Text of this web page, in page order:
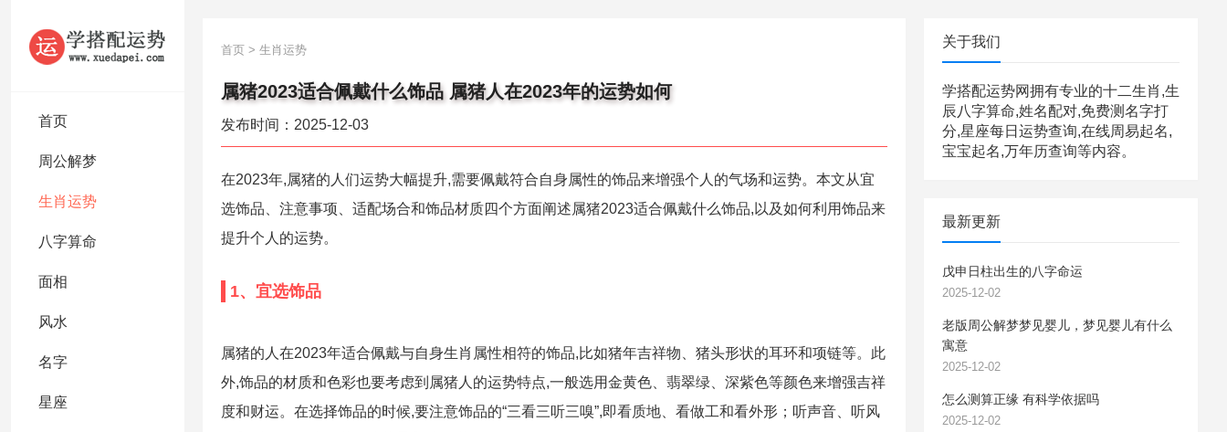
首页
周公解梦
生肖运势
八字算命
面相
风水
名字
星座
首页 > 生肖运势
属猪2023适合佩戴什么饰品 属猪人在2023年的运势如何
发布时间：2025-12-03
在2023年,属猪的人们运势大幅提升,需要佩戴符合自身属性的饰品来增强个人的气场和运势。本文从宜
选饰品、注意事项、适配场合和饰品材质四个方面阐述属猪2023适合佩戴什么饰品,以及如何利用饰品来
提升个人的运势。
1、宜选饰品
属猪的人在2023年适合佩戴与自身生肖属性相符的饰品,比如猪年吉祥物、猪头形状的耳环和项链等。此
外,饰品的材质和色彩也要考虑到属猪人的运势特点,一般选用金黄色、翡翠绿、深紫色等颜色来增强吉祥
度和财运。在选择饰品的时候,要注意饰品的“三看三听三嗅”,即看质地、看做工和看外形；听声音、听风
关于我们
学搭配运势网拥有专业的十二生肖,生
辰八字算命,姓名配对,免费测名字打
分,星座每日运势查询,在线周易起名,
宝宝起名,万年历查询等内容。
最新更新
戊申日柱出生的八字命运
2025-12-02
老版周公解梦梦见婴儿，梦见婴儿有什么
寓意
2025-12-02
怎么测算正缘 有科学依据吗
2025-12-02